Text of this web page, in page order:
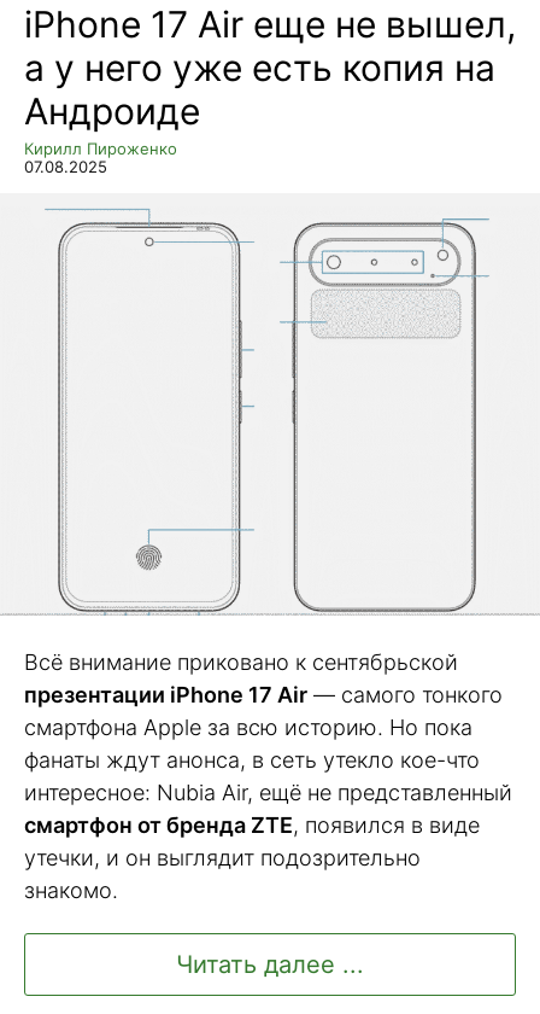
iPhone 17 Air еще не вышел,
а у него уже есть копия на
Андроиде
Кирилл Пироженко
07.08.2025
Всё внимание приковано к сентябрьской
презентации iPhone 17 Air — самого тонкого
смартфона Apple за всю историю. Но пока
фанаты ждут анонса, в сеть утекло кое-что
интересное: Nubia Air, ещё не представленный
смартфон от бренда ZTE, появился в виде
утечки, и он выглядит подозрительно
знакомо.
Читать далее ...